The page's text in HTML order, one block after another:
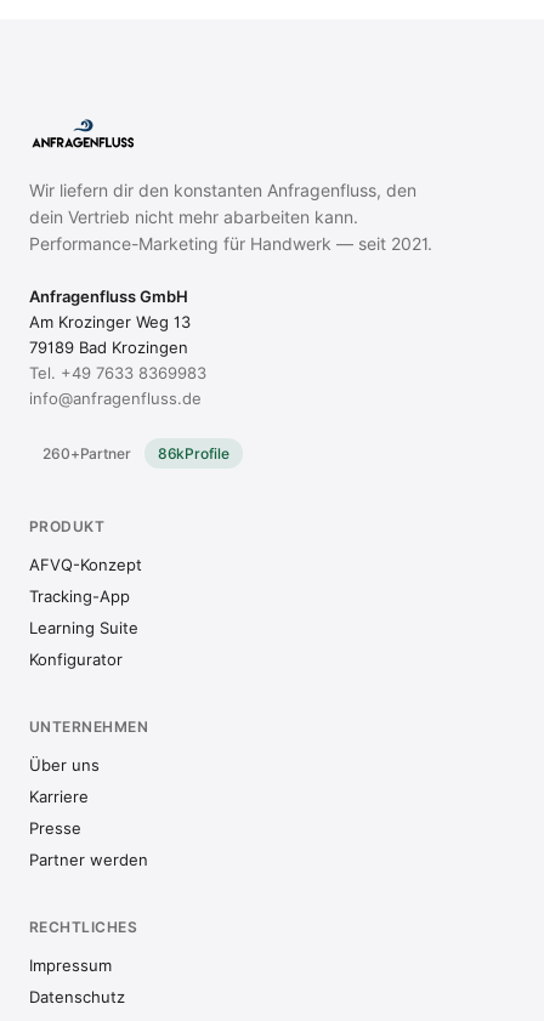
Wir liefern dir den konstanten Anfragenfluss, den
dein Vertrieb nicht mehr abarbeiten kann.
Performance-Marketing für Handwerk — seit 2021.
Anfragenfluss GmbH
Am Krozinger Weg 13
79189 Bad Krozingen
Tel. +49 7633 8369983
info@anfragenfluss.de
260+Partner 86kProfile
PRODUKT
AFVQ-Konzept
Tracking-App
Learning Suite
Konfigurator
UNTERNEHMEN
Über uns
Karriere
Presse
Partner werden
RECHTLICHES
Impressum
Datenschutz